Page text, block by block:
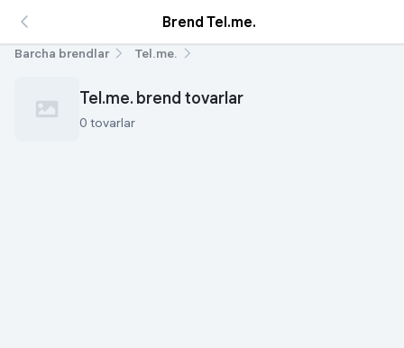
Brend Tel.me.
Barcha brendlar Tel.me.
Tel.me. brend tovarlar
0 tovarlar